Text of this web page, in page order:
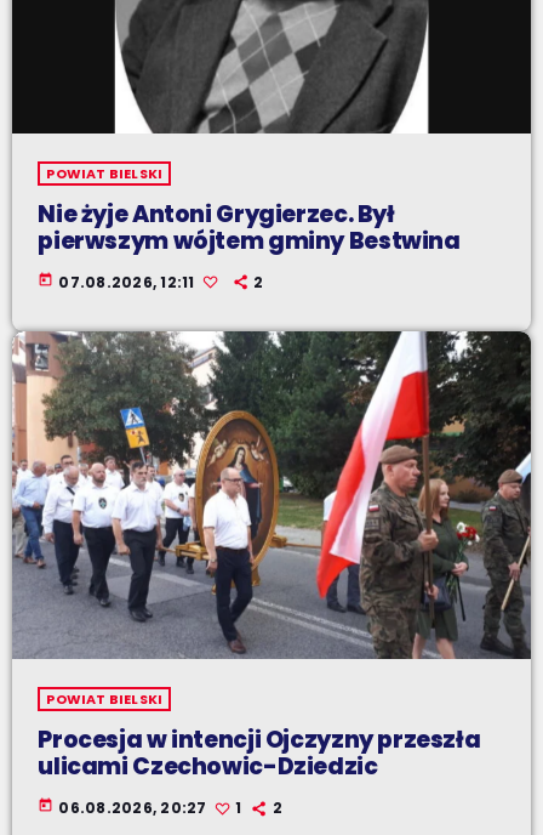
POWIAT BIELSKI
Nie żyje Antoni Grygierzec. Był
pierwszym wójtem gminy Bestwina
today 07.08.2026, 12:11 2
POWIAT BIELSKI
Procesja w intencji Ojczyzny przeszła
ulicami Czechowic-Dziedzic
today 06.08.2026, 20:27 1 2